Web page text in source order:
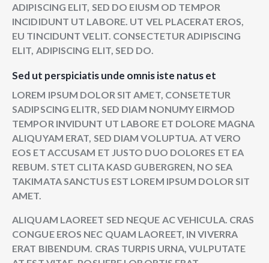
ADIPISCING ELIT, SED DO EIUSM OD TEMPOR
INCIDIDUNT UT LABORE. UT VEL PLACERAT EROS,
EU TINCIDUNT VELIT. CONSECTETUR ADIPISCING
ELIT, ADIPISCING ELIT, SED DO.
Sed ut perspiciatis unde omnis iste natus et
LOREM IPSUM DOLOR SIT AMET, CONSETETUR
SADIPSCING ELITR, SED DIAM NONUMY EIRMOD
TEMPOR INVIDUNT UT LABORE ET DOLORE MAGNA
ALIQUYAM ERAT, SED DIAM VOLUPTUA. AT VERO
EOS ET ACCUSAM ET JUSTO DUO DOLORES ET EA
REBUM. STET CLITA KASD GUBERGREN, NO SEA
TAKIMATA SANCTUS EST LOREM IPSUM DOLOR SIT
AMET.
ALIQUAM LAOREET SED NEQUE AC VEHICULA. CRAS
CONGUE EROS NEC QUAM LAOREET, IN VIVERRA
ERAT BIBENDUM. CRAS TURPIS URNA, VULPUTATE